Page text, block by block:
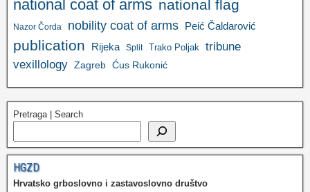
national coat of arms national flag
Nazor Čorda nobility coat of arms Peić Čaldarović
publication Rijeka Split Trako Poljak tribune
vexillology Zagreb Ćus Rukonić
Pretraga | Search
HGZD
Hrvatsko grboslovno i zastavoslovno društvo